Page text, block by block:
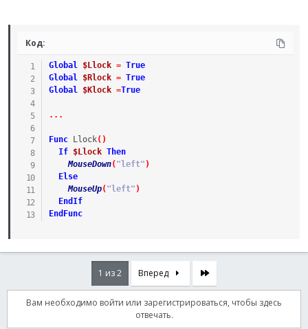
Код:
Global $Llock = True
Global
$Rlock = True
Global
$Klock =True
. . .
Func Llock( )
If
$Llock Then
MouseDown( "left" )
Else
MouseUp( "left" )
EndIf
EndFunc
1 из 2 Вперед Последняя
Вам необходимо войти или зарегистрироваться, чтобы здесь
отвечать.